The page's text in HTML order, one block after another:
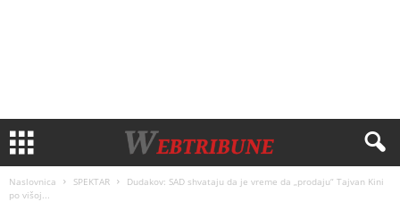
Naslovnica SPEKTAR
Dudakov: SAD shvataju da je vreme da „prodaju“ Tajvan Kini
po višoj...